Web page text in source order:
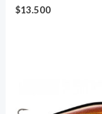
$13.500